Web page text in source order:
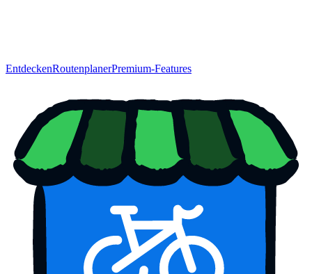
EntdeckenRoutenplanerPremium-Features